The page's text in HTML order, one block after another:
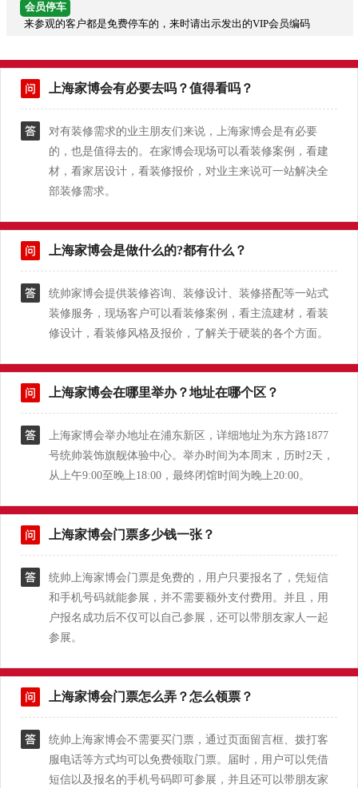
会员停车
来参观的客户都是免费停车的，来时请出示发出的VIP会员编码
上海家博会有必要去吗？值得看吗？
对有装修需求的业主朋友们来说，上海家博会是有必要
的，也是值得去的。在家博会现场可以看装修案例，看建
材，看家居设计，看装修报价，对业主来说可一站解决全
部装修需求。
上海家博会是做什么的?都有什么？
统帅家博会提供装修咨询、装修设计、装修搭配等一站式
装修服务，现场客户可以看装修案例，看主流建材，看装
修设计，看装修风格及报价，了解关于硬装的各个方面。
上海家博会在哪里举办？地址在哪个区？
上海家博会举办地址在浦东新区，详细地址为东方路1877
号统帅装饰旗舰体验中心。举办时间为本周末，历时2天，
从上午9:00至晚上18:00，最终闭馆时间为晚上20:00。
上海家博会门票多少钱一张？
统帅上海家博会门票是免费的，用户只要报名了，凭短信
和手机号码就能参展，并不需要额外支付费用。并且，用
户报名成功后不仅可以自己参展，还可以带朋友家人一起
参展。
上海家博会门票怎么弄？怎么领票？
统帅上海家博会不需要买门票，通过页面留言框、拨打客
服电话等方式均可以免费领取门票。届时，用户可以凭借
短信以及报名的手机号码即可参展，并且还可以带朋友家